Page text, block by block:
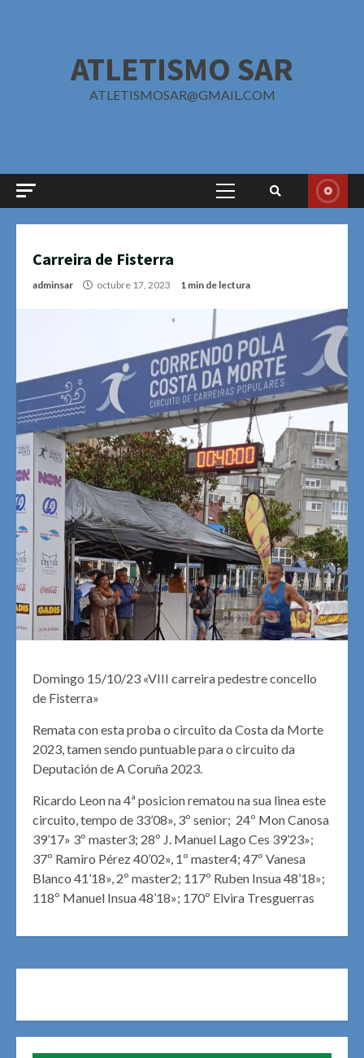
ATLETISMO SAR
ATLETISMOSAR@GMAIL.COM
Menú
Carreira de Fisterra
adminsar octubre 17, 2023 1 min de lectura
Domingo 15/10/23 «VIII carreira pedestre concello
de Fisterra»
Remata con esta proba o circuito da Costa da Morte
2023, tamen sendo puntuable para o circuito da
Deputación de A Coruña 2023.
Ricardo Leon na 4ª posicion rematou na sua linea este
circuito, tempo de 33’08», 3º senior; 24º Mon Canosa
39’17» 3º master3; 28º J. Manuel Lago Ces 39’23»;
37º Ramiro Pérez 40’02», 1º master4; 47º Vanesa
Blanco 41’18», 2º master2; 117º Ruben Insua 48’18»;
118º Manuel Insua 48’18»; 170º Elvira Tresguerras